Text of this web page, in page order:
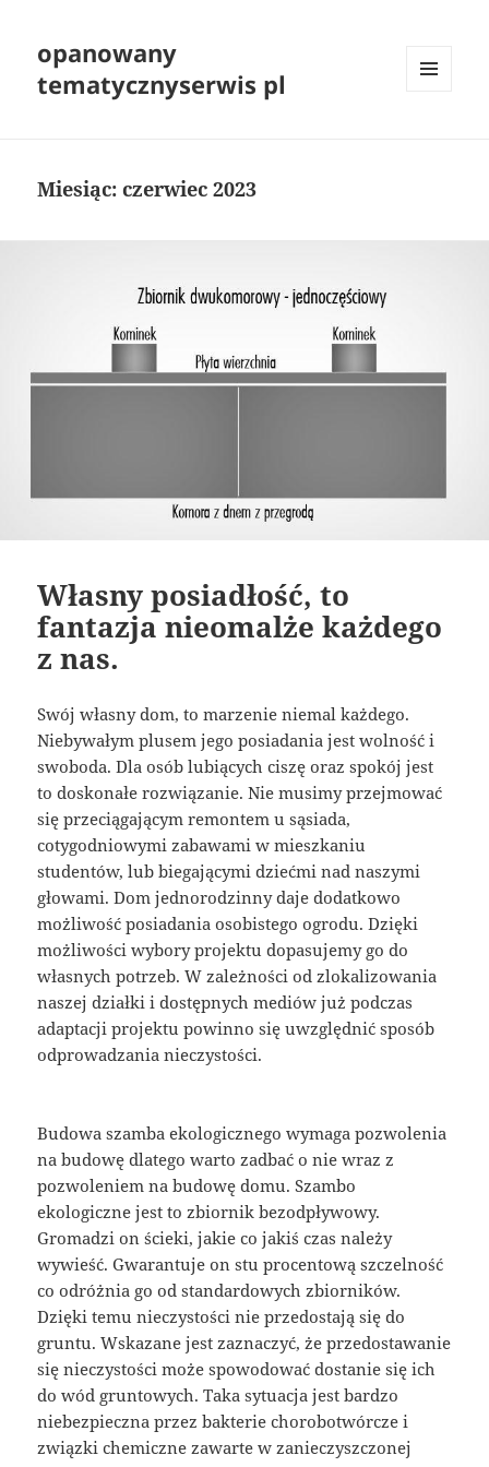
opanowany
tematycznyserwis pl
Miesiąc:czerwiec 2023
Własny posiadłość, to
fantazja nieomalże każdego
z nas.
Swój własny dom, to marzenie niemal każdego.
Niebywałym plusem jego posiadania jest wolność i
swoboda. Dla osób lubiących ciszę oraz spokój jest
to doskonałe rozwiązanie. Nie musimy przejmować
się przeciągającym remontem u sąsiada,
cotygodniowymi zabawami w mieszkaniu
studentów, lub biegającymi dziećmi nad naszymi
głowami. Dom jednorodzinny daje dodatkowo
możliwość posiadania osobistego ogrodu. Dzięki
możliwości wybory projektu dopasujemy go do
własnych potrzeb. W zależności od zlokalizowania
naszej działki i dostępnych mediów już podczas
adaptacji projektu powinno się uwzględnić sposób
odprowadzania nieczystości.
Budowa szamba ekologicznego wymaga pozwolenia
na budowę dlatego warto zadbać o nie wraz z
pozwoleniem na budowę domu. Szambo
ekologiczne jest to zbiornik bezodpływowy.
Gromadzi on ścieki, jakie co jakiś czas należy
wywieść. Gwarantuje on stu procentową szczelność
co odróżnia go od standardowych zbiorników.
Dzięki temu nieczystości nie przedostają się do
gruntu. Wskazane jest zaznaczyć, że przedostawanie
się nieczystości może spowodować dostanie się ich
do wód gruntowych. Taka sytuacja jest bardzo
niebezpieczna przez bakterie chorobotwórcze i
związki chemiczne zawarte w zanieczyszczonej